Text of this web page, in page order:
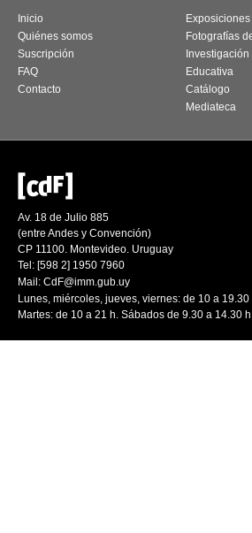
Inicio
Quiénes somos
Suscripción
FAQ
Contacto
Exposiciones
Fotografías
Investigación
Educativa
Catálogo
Mediateca
Av. 18 de Julio 885
(entre Andes y Convención)
CP 11100. Montevideo. Uruguay
Tel: [598 2] 1950 7960
Mail: CdF@imm.gub.uy
Lunes, miércoles, jueves, viernes: de 10 a 19.30
Martes: de 10 a 21 h. Sábados de 9.30 a 14.30